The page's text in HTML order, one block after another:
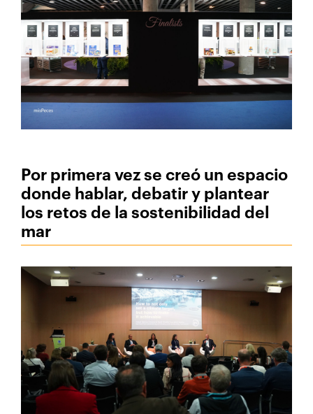
Por primera vez se creó un espacio
donde hablar, debatir y plantear
los retos de la sostenibilidad del
mar